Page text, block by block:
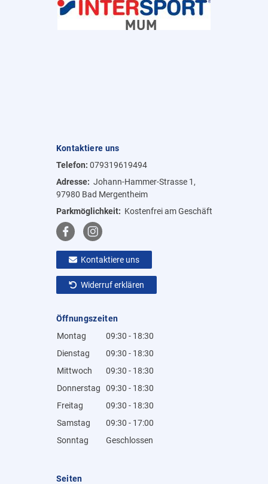
Kontaktiere uns
Telefon: 079319619494
Adresse: Johann-Hammer-Strasse 1,
97980 Bad Mergentheim
Parkmöglichkeit: Kostenfrei am Geschäft
Kontaktiere uns
Widerruf erklären
Öffnungszeiten
Montag
09:30 - 18:30
Dienstag
09:30 - 18:30
Mittwoch
09:30 - 18:30
Donnerstag
09:30 - 18:30
Freitag
09:30 - 18:30
Samstag
09:30 - 17:00
Sonntag
Geschlossen
Seiten